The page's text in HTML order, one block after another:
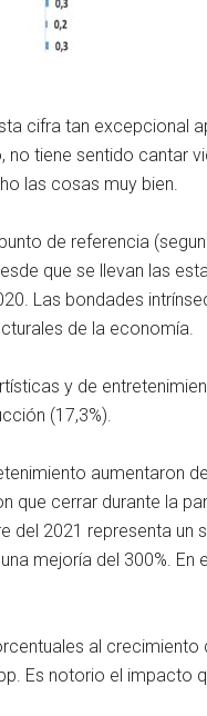
cifra tan excepcional
tiene sentido cantar
las cosas muy bien.
de referencia
que se llevan las
Las bondades
de la economía.
y de
(17,3%).
aumentaron
que cerrar durante la
del 2021 representa un
mejoría del 300%. En
al
Es notorio el impacto